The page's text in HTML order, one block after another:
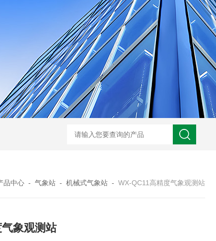
WX-WMSM微型多参数水质监测站 WX-BN20能见度监测仪
品中心 - 气象站 - 机械式气象站 - WX-QC11高精度气象观测站
象观测站